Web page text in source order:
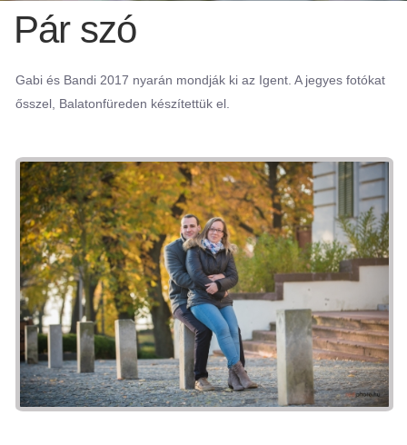
Pár szó
Gabi és Bandi 2017 nyarán mondják ki az Igent. A jegyes fotókat
ősszel, Balatonfüreden készítettük el.